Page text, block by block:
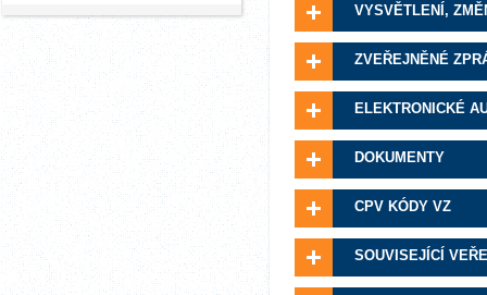
VYSVĚTLENÍ,
ZVEŘEJNĚNÉ
ELEKTRONICKÉ
DOKUMENTY
CPV KÓDY VZ
SOUVISEJÍCÍ